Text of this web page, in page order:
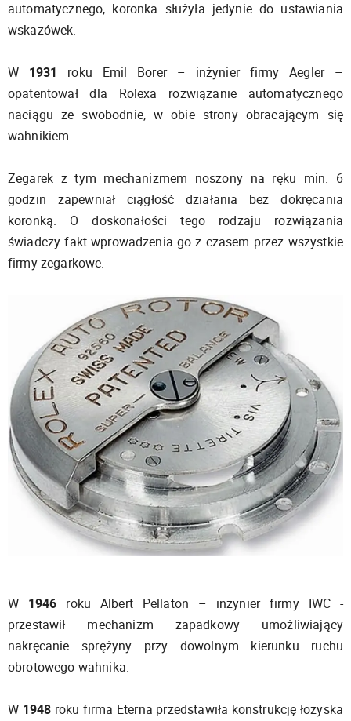
automatycznego, koronka służyła jedynie do ustawiania
wskazówek.
W 1931
roku Emil Borer – inżynier firmy Aegler –
opatentował dla Rolexa rozwiązanie automatycznego
naciągu ze swobodnie, w obie strony obracającym się
wahnikiem.
Zegarek z tym mechanizmem noszony na ręku min. 6
godzin zapewniał ciągłość działania bez dokręcania
koronką. O doskonałości tego rodzaju rozwiązania
świadczy fakt wprowadzenia go z czasem przez wszystkie
firmy zegarkowe.
W 1946 roku Albert Pellaton – inżynier firmy IWC -
przestawił mechanizm zapadkowy umożliwiający
nakręcanie sprężyny przy dowolnym kierunku ruchu
obrotowego wahnika.
W 1948 roku firma Eterna przedstawiła konstrukcję łożyska